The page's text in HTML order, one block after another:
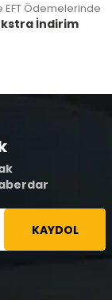
EFT Ödemelerinde
İndirim
KAYDOL